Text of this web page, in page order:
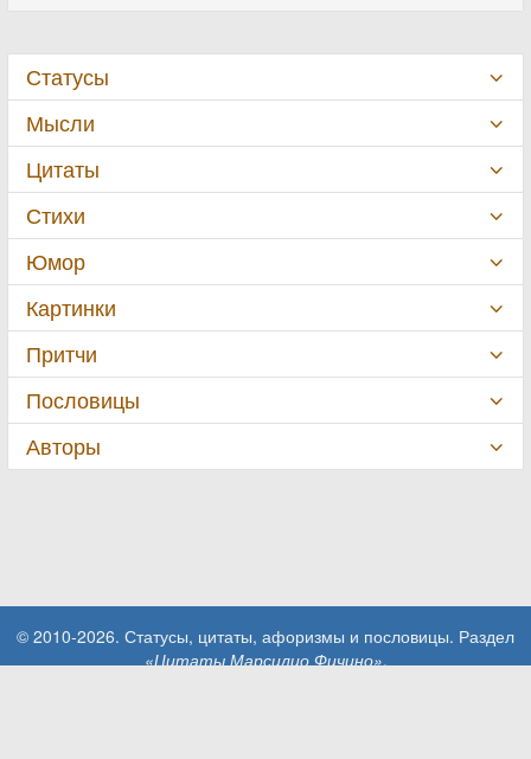
Статусы
Мысли
Цитаты
Стихи
Юмор
Картинки
Притчи
Пословицы
Авторы
© 2010-2026. Статусы, цитаты, афоризмы и пословицы. Раздел
«Цитаты Марсилио Фичино».